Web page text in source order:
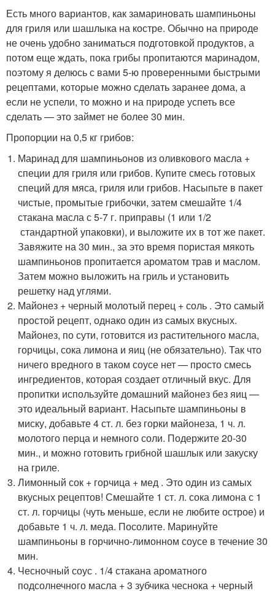
Есть много вариантов, как замариновать шампиньоны
для гриля или шашлыка на костре. Обычно на природе
не очень удобно заниматься подготовкой продуктов, а
потом еще ждать, пока грибы пропитаются маринадом,
поэтому я делюсь с вами 5-ю проверенными быстрыми
рецептами, которые можно сделать заранее дома, а
если не успели, то можно и на природе успеть все
сделать — это займет не более 30 мин.
Пропорции на 0,5 кг грибов:
Маринад для шампиньонов из оливкового масла +
специи для гриля или грибов. Купите смесь готовых
специй для мяса, гриля или грибов. Насыпьте в пакет
чистые, промытые грибочки, затем смешайте 1/4
стакана масла с 5-7 г. приправы (1 или 1/2
стандартной упаковки), и выложите их в тот же пакет.
Завяжите на 30 мин., за это время пористая мякоть
шампиньонов пропитается ароматом трав и маслом.
Затем можно выложить на гриль и установить
решетку над углями.
Майонез + черный молотый перец + соль . Это самый
простой рецепт, однако один из самых вкусных.
Майонез, по сути, готовится из растительного масла,
горчицы, сока лимона и яиц (не обязательно). Так что
ничего вредного в таком соусе нет — просто смесь
ингредиентов, которая создает отличный вкус. Для
пропитки используйте домашний майонез без яиц —
это идеальный вариант. Насыпьте шампиньоны в
миску, добавьте 4 ст. л. без горки майонеза, 1 ч. л.
молотого перца и немного соли. Подержите 20-30
мин., и можно готовить грибной шашлык или закуску
на гриле.
Лимонный сок + горчица + мед . Это один из самых
вкусных рецептов! Смешайте 1 ст. л. сока лимона с 1
ст. л. горчицы (чуть меньше, если не любите острое) и
добавьте 1 ч. л. меда. Посолите. Маринуйте
шампиньоны в горчично-лимонном соусе в течение 30
мин.
Чесночный соус . 1/4 стакана ароматного
подсолнечного масла + 3 зубчика чеснока + черный